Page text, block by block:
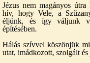
Jézus nem magányos
hív, hogy Vele, a
éljünk, és így váljunk
építésében.
Hálás szívvel köszönjük
utat, imádkozott, szolgált